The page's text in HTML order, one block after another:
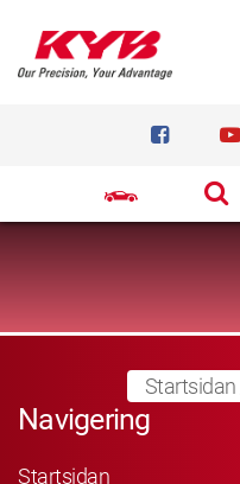
Startsidan
Navigering
Startsidan